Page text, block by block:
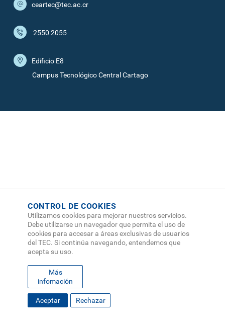
ceartec@tec.ac.cr
2550 2055
Edificio E8
Campus Tecnológico Central Cartago
FOOTERMAPA DEL SITIO DIRECTORIO
CONTROL DE COOKIES
Utilizamos cookies para mejorar nuestros servicios.
Debe utilizarse un navegador que permita el uso de
cookies para accesar a áreas exclusivas de usuarios
del TEC. Si continúa navegando, entendemos que
acepta su uso.
Más
infomación
Aceptar Rechazar